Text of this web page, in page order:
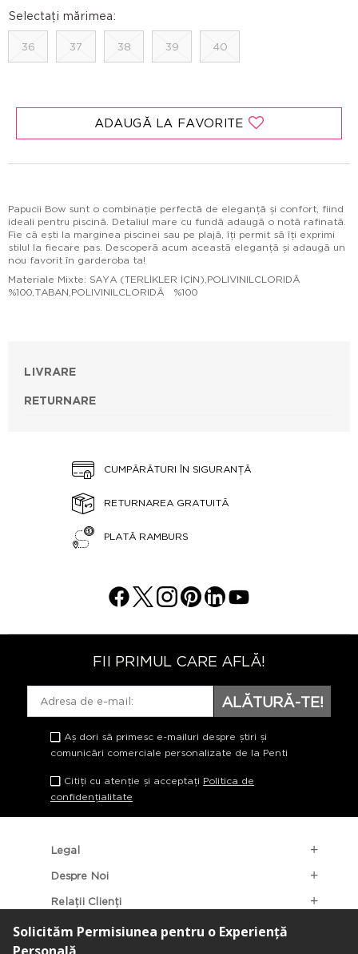
Selectați mărimea:
36 37 38 39 40
ADAUGĂ LA FAVORITE
Papucii Bow sunt o combinație perfectă de eleganță și confort, fiind
ideali pentru piscină. Detaliul mare cu fundă adaugă o notă rafinată.
Fie că ești la marginea piscinei sau pe plajă, îți permit să îți exprimi
stilul la fiecare pas. Descoperă acum această eleganță și adaugă un
nou favorit în garderoba ta!
Materiale Mixte: SAYA (TERLİKLER İÇİN),POLIVINILCLORIDĂ
%100,TABAN,POLIVINILCLORIDĂ %100
LIVRARE
RETURNARE
CUMPĂRĂTURI ÎN SIGURANȚĂ
RETURNAREA GRATUITĂ
PLATĂ RAMBURS
FII PRIMUL CARE AFLĂ!
ALĂTURĂ-TE!
Aș dori să primesc e-mailuri despre știri și
comunicări comerciale personalizate de la Penti
Citiți cu atenție și acceptați Politica de
confidențialitate
Legal
Despre Noi
Relații Clienți
Categorii Populare